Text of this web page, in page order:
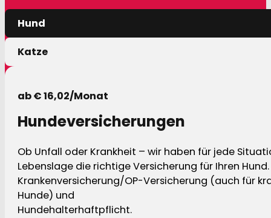
Hund
Katze
ab € 16,02/Monat
Hundeversicherungen
Ob Unfall oder Krankheit – wir haben für jede
Lebenslage die richtige Versicherung für Ihren Hund.
Krankenversicherung/OP-Versicherung (auch für
Hunde) und
Hundehalterhaftpflicht.